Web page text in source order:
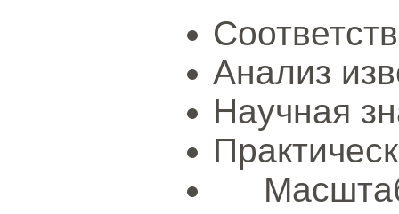
Анализ
Научная